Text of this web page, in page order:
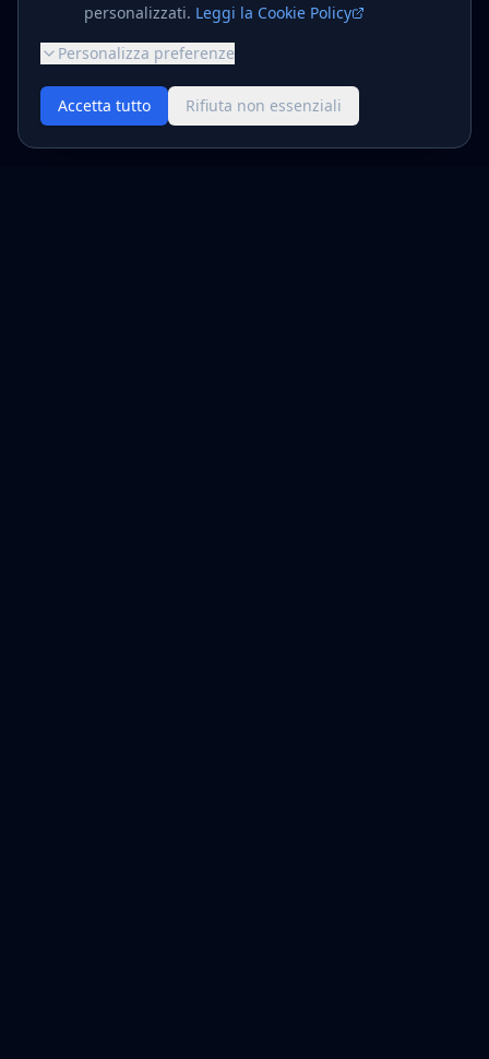
personalizzati. Leggi la Cookie Policy
Personalizza preferenze
Accetta tutto Rifiuta non essenziali